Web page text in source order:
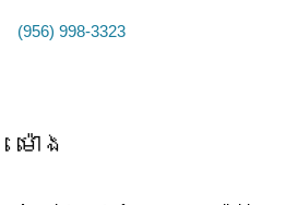
(956) 998-3323
ម៉ោង